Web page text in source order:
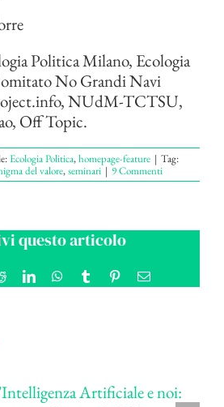
Politica Milano, Ecologia
No Grandi Navi
NUdM-TCTSU,
Off Topic.
Ecologia Politica,homepage-feature | Tag:
del valore,seminari | 9 Commenti
questo articolo
RedditLinkedInWhatsApp
Tumblr PinterestEmail